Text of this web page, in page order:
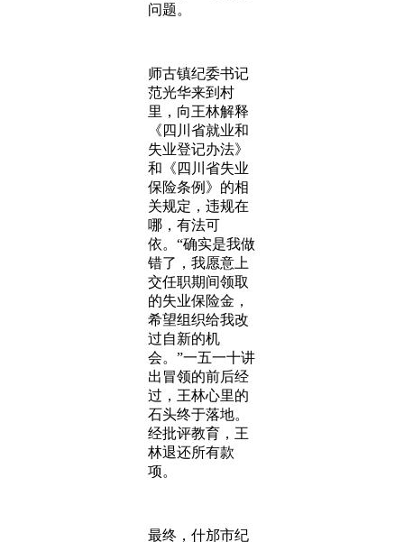
问题。
师古镇纪委书记
范光华来到村
里，向王林解释
《四川省就业和
失业登记办法》
和《四川省失业
保险条例》的相
关规定，违规在
哪，有法可
依。“确实是我做
错了，我愿意上
交任职期间领取
的失业保险金，
希望组织给我改
过自新的机
会。”一五一十讲
出冒领的前后经
过，王林心里的
石头终于落地。
经批评教育，王
林退还所有款
项。
最终，什邡市纪